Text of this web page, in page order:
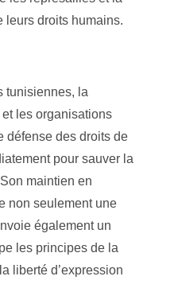
leurs droits humains.
tunisiennes, la
les organisations
défense des droits de
pour sauver la
maintien en
non seulement une
également un
les principes de la
liberté d’expression